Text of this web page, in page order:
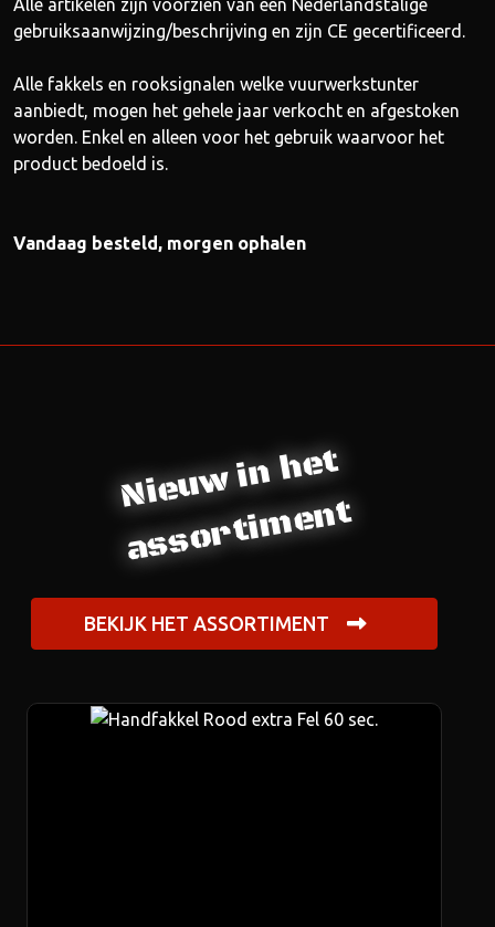
Alle artikelen zijn voorzien van een Nederlandstalige
gebruiksaanwijzing/beschrijving en zijn CE gecertificeerd.
Alle fakkels en rooksignalen welke vuurwerkstunter
aanbiedt, mogen het gehele jaar verkocht en afgestoken
worden. Enkel en alleen voor het gebruik waarvoor het
product bedoeld is.
Vandaag besteld, morgen ophalen
Nieuw in het
assortiment
BEKIJK HET ASSORTIMENT